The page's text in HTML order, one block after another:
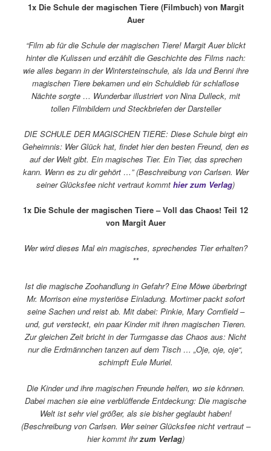
1x Die Schule der magischen Tiere (Filmbuch) von Margit
Auer
“Film ab für die Schule der magischen Tiere! Margit Auer blickt
hinter die Kulissen und erzählt die Geschichte des Films nach:
wie alles begann in der Wintersteinschule, als Ida und Benni ihre
magischen Tiere bekamen und ein Schuldieb für schlaflose
Nächte sorgte … Wunderbar illustriert von Nina Dulleck, mit
tollen Filmbildern und Steckbriefen der Darsteller
DIE SCHULE DER MAGISCHEN TIERE: Diese Schule birgt ein
Geheimnis: Wer Glück hat, findet hier den besten Freund, den es
auf der Welt gibt. Ein magisches Tier. Ein Tier, das sprechen
kann. Wenn es zu dir gehört …” (Beschreibung von Carlsen. Wer
seiner Glücksfee nicht vertraut kommt hier zum Verlag)
1x Die Schule der magischen Tiere – Voll das Chaos! Teil 12
von Margit Auer
Wer wird dieses Mal ein magisches, sprechendes Tier erhalten?
**
Ist die magische Zoohandlung in Gefahr? Eine Möwe überbringt
Mr. Morrison eine mysteriöse Einladung. Mortimer packt sofort
seine Sachen und reist ab. Mit dabei: Pinkie, Mary Cornfield –
und, gut versteckt, ein paar Kinder mit ihren magischen Tieren.
Zur gleichen Zeit bricht in der Turmgasse das Chaos aus: Nicht
nur die Erdmännchen tanzen auf dem Tisch … „Oje, oje, oje“,
schimpft Eule Muriel.
Die Kinder und ihre magischen Freunde helfen, wo sie können.
Dabei machen sie eine verblüffende Entdeckung: Die magische
Welt ist sehr viel größer, als sie bisher geglaubt haben!
(Beschreibung von Carlsen. Wer seiner Glücksfee nicht vertraut –
hier kommt ihrzum Verlag)